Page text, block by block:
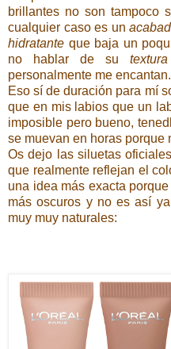
brillantes no son tampoco
cualquier caso es un
hidratante que baja un
no hablar de su
personalmente me encantan.
Eso sí de duración para mí
que en mis labios que un
imposible pero bueno,
se muevan en horas porque
Os dejo las siluetas
que realmente reflejan el
una idea más exacta porque
más oscuros y no es así
muy muy naturales: